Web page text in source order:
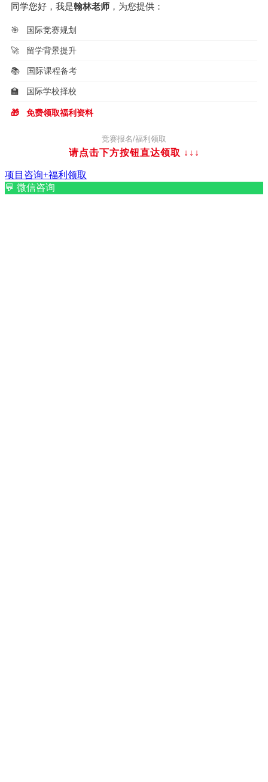
同学您好，我是翰林老师 ，为您提供：
🎯 国际竞赛规划
🚀 留学背景提升
📚 国际课程备考
🏫 国际学校择校
🎁 免费领取福利资料
竞赛报名/福利领取
请点击下方按钮直达领取 ↓↓↓
项目咨询+福利领取
💬 微信咨询